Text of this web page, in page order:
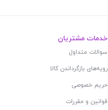
خدمات مشتریان
سوالات متداول
رویه‌های بازگرداندن کالا
حریم خصوصی
قوانین و مقررات